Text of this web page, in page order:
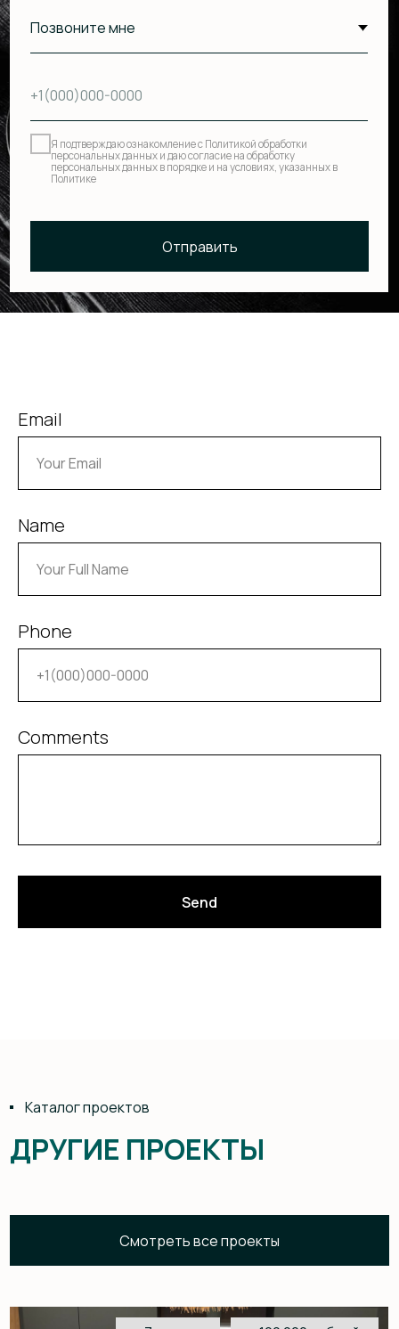
Email
Name
Phone
Comments
Send
ДРУГИЕ ПРОЕКТЫ
Смотреть все проекты